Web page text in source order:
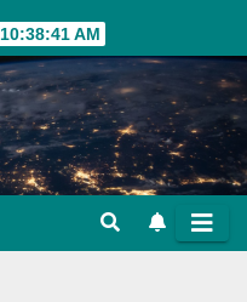
10:38:42 AM